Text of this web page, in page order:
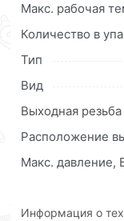
мышкой
заказ позвонив
Макс. рабочая
Количество в
Тип
Вид
Выходная резьба
Расположение
Макс. давление,
Информация о